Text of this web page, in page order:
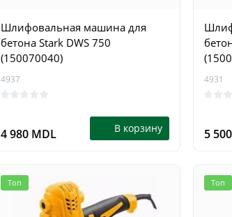
Шлифовальная машина для
бетона Stark DWS 750
(150070040)
4937
4 980 MDL В корзину
4931
5
Топ Топ